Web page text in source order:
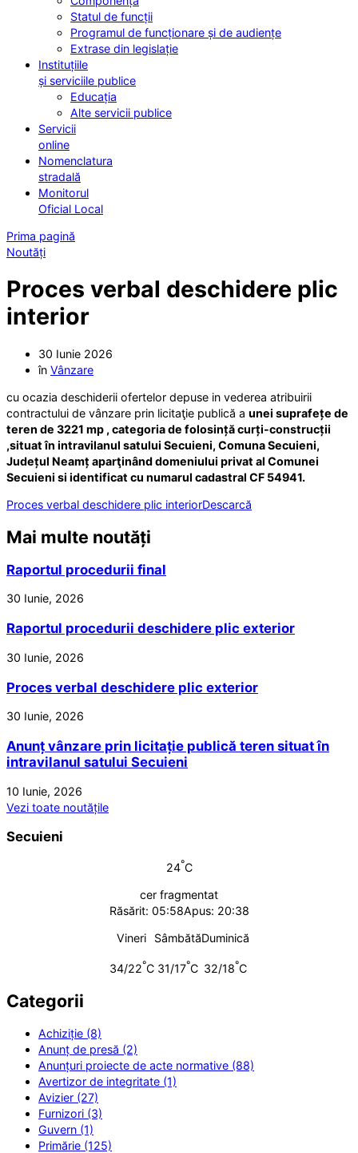
Statul de funcții
Programul de funcționare și de audiențe
Extrase din legislație
Instituțiile
și serviciile publice
Educația
Alte servicii publice
Servicii
online
Nomenclatura
stradală
Monitorul
Oficial Local
Prima pagină
Noutăți
Proces verbal deschidere plic
interior
30 Iunie 2026
în Vânzare
cu ocazia deschiderii ofertelor depuse in vederea atribuirii
contractului de vânzare prin licitaţie publică a unei suprafețe de
teren de 3221 mp , categoria de folosință curți-construcții
,situat în intravilanul satului Secuieni, Comuna Secuieni,
Județul Neamț aparţinând domeniului privat al Comunei
Secuieni si identificat cu numarul cadastral CF 54941.
Proces verbal deschidere plic interiorDescarcă
Mai multe noutăți
Raportul procedurii final
30 Iunie, 2026
Raportul procedurii deschidere plic exterior
30 Iunie, 2026
Proces verbal deschidere plic exterior
30 Iunie, 2026
Anunț vânzare prin licitație publică teren situat în
intravilanul satului Secuieni
10 Iunie, 2026
Vezi toate noutățile
Secuieni
24°C
cer fragmentat
Răsărit: 05:58Apus: 20:38
Vineri
34/22°C
Sâmbătă
31/17°C
Duminică
32/18°C
Categorii
Achiziție (8)
Anunț de presă (2)
Anunțuri proiecte de acte normative (88)
Avertizor de integritate (1)
Avizier (27)
Furnizori (3)
Guvern (1)
Primărie (125)